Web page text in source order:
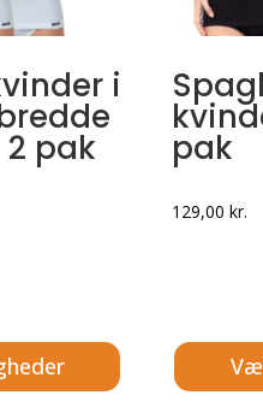
i
pak pak
129,00kr.